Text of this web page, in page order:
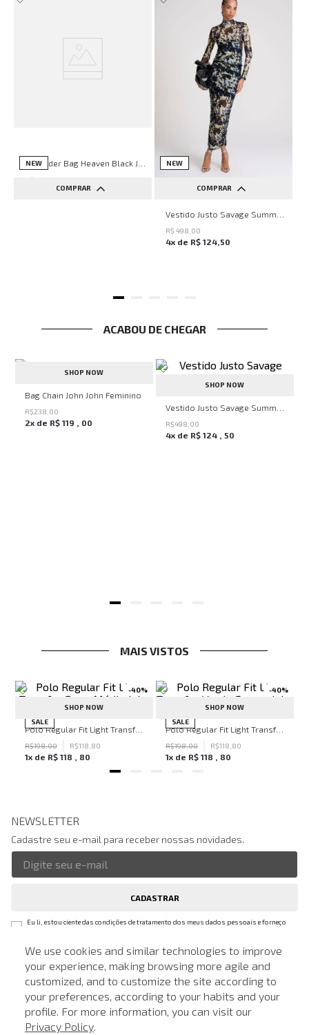
We use cookies and similar technologies to improve
your experience, making browsing more agile and
customized, and to customize the site according to
your preferences, according to your habits and your
profile. For more information, you can visit our
Privacy Policy.
NEW
COMPRAR
R$
R$ 116,33
NEW
COMPRAR
PP P M G
R$ 498 00
4x de R$ 124 50
ACABOU DE CHEGAR
SHOP NOW
Bag Chain John John Feminino
R$238 00
2x de R$ 119 00
SHOP NOW
R$498 00
4x de R$ 124 50
MAIS VISTOS
-40%
SALE
SHOP NOW
Polo Regular Fit Light Transfer Bege Médio John John Masculina
R$198,00 R$118 80
1x de R$ 118 , 80
-40%
SALE
SHOP NOW
Polo Regular Fit Light Transfer Verde Escuro John John Masculina
R$198,00 R$118 80
1x de R$ 118 , 80
NEWSLETTER
Cadastre seu e-mail para receber nossas novidades.
CADASTRAR
Eu li, estou ciente das condições de tratamento dos meus dados pessoais e forneço
LOCALIZE UMA LOJA
SOBRE A JOHN JOHN
Quem Somos
AJUDA